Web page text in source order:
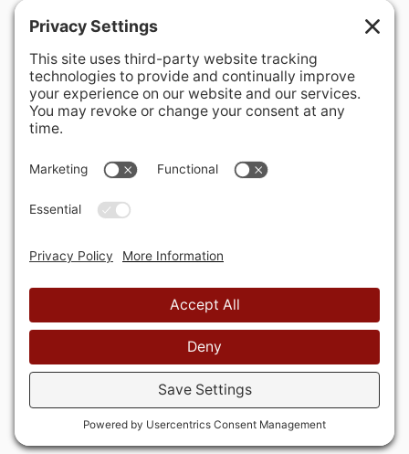
Rockville, MD 20850-3121 USA
+ 1 301 340 1914
© 2026 American Latvian Association
Privātuma politika Sīkdatņu politika
Lietošanas
noteikumi
Privātuma iestatījumi